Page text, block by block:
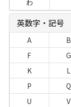
わ
英数字・記号
A B
F
G
K
L
P
Q
U
V